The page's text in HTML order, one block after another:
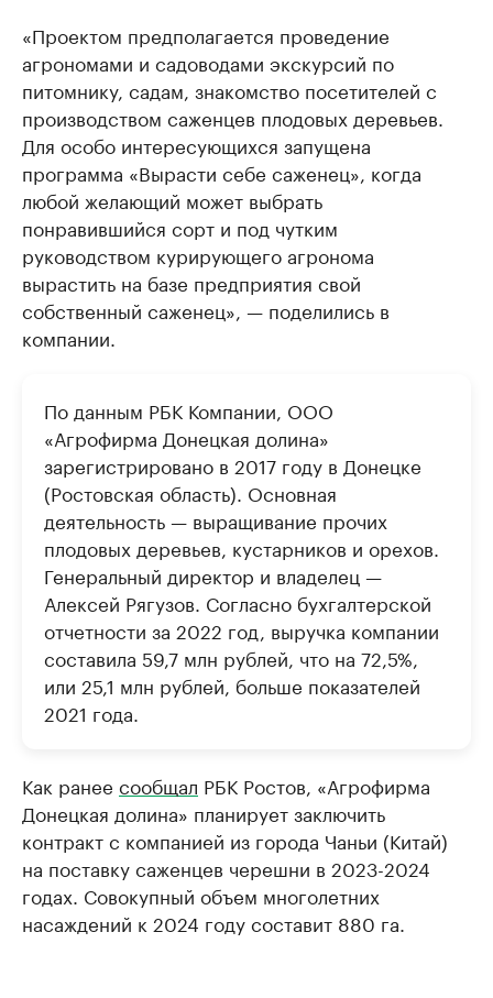
«Проектом предполагается проведение
агрономами и садоводами экскурсий по
питомнику, садам, знакомство посетителей с
производством саженцев плодовых деревьев.
Для особо интересующихся запущена
программа «Вырасти себе саженец», когда
любой желающий может выбрать
понравившийся сорт и под чутким
руководством курирующего агронома
вырастить на базе предприятия свой
собственный саженец», — поделились в
компании.
По данным РБК Компании, ООО
«Агрофирма Донецкая долина»
зарегистрировано в 2017 году в Донецке
(Ростовская область). Основная
деятельность — выращивание прочих
плодовых деревьев, кустарников и орехов.
Генеральный директор и владелец —
Алексей Рягузов. Согласно бухгалтерской
отчетности за 2022 год, выручка компании
составила 59,7 млн рублей, что на 72,5%,
или 25,1 млн рублей, больше показателей
2021 года.
Как ранее сообщал РБК Ростов, «Агрофирма
Донецкая долина» планирует заключить
контракт с компанией из города Чаньи (Китай)
на поставку саженцев черешни в 2023-2024
годах. Совокупный объем многолетних
насаждений к 2024 году составит 880 га.